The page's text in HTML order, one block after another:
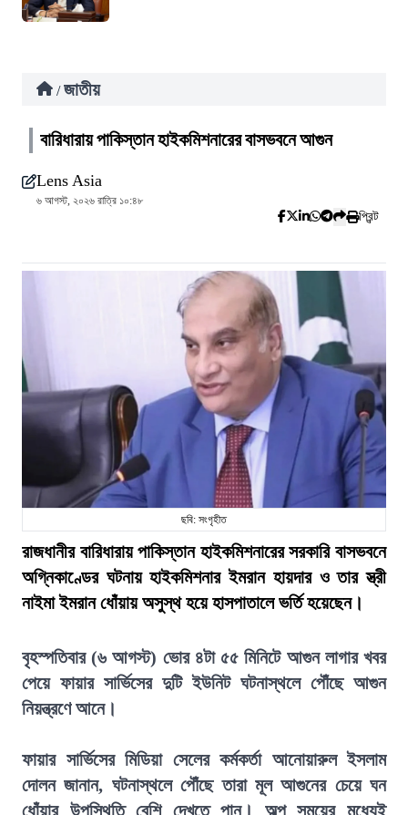
/ জাতীয়
বারিধারায় পাকিস্তান হাইকমিশনারের বাসভবনে আগুন
Lens Asia
৬ আগস্ট, ২০২৬ রাত্রি ১০:৪৮
প্রিন্ট
ছবি: সংগৃহীত
রাজধানীর বারিধারায় পাকিস্তান হাইকমিশনারের সরকারি বাসভবনে
অগ্নিকাণ্ডের ঘটনায় হাইকমিশনার ইমরান হায়দার ও তার স্ত্রী
নাইমা ইমরান ধোঁয়ায় অসুস্থ হয়ে হাসপাতালে ভর্তি হয়েছেন।
বৃহস্পতিবার (৬ আগস্ট) ভোর ৪টা ৫৫ মিনিটে আগুন লাগার খবর
পেয়ে ফায়ার সার্ভিসের দুটি ইউনিট ঘটনাস্থলে পৌঁছে আগুন
নিয়ন্ত্রণে আনে।
ফায়ার সার্ভিসের মিডিয়া সেলের কর্মকর্তা আনোয়ারুল ইসলাম
দোলন জানান, ঘটনাস্থলে পৌঁছে তারা মূল আগুনের চেয়ে ঘন
ধোঁয়ার উপস্থিতি বেশি দেখতে পান। অল্প সময়ের মধ্যেই